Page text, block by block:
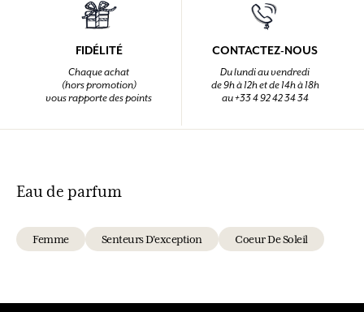
FIDÉLITÉ
Chaque achat
(hors promotion)
vous rapporte des points
CONTACTEZ-NOUS
Du lundi au vendredi
de 9h à 12h et de 14h à 18h
au +33 4 92 42 34 34
Eau de parfum
Femme Senteurs D'exception Coeur De Soleil